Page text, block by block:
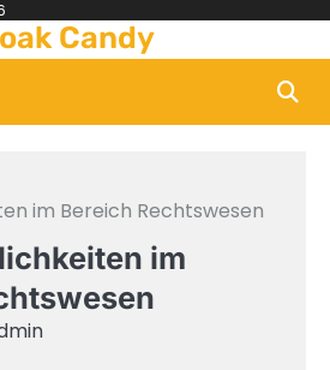
Candy
im Bereich Rechtswesen
im